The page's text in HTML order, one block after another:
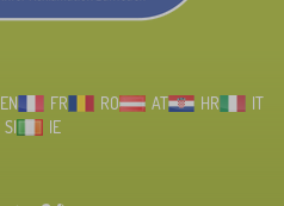
EN FR RO AT HR
IT
SI
IE